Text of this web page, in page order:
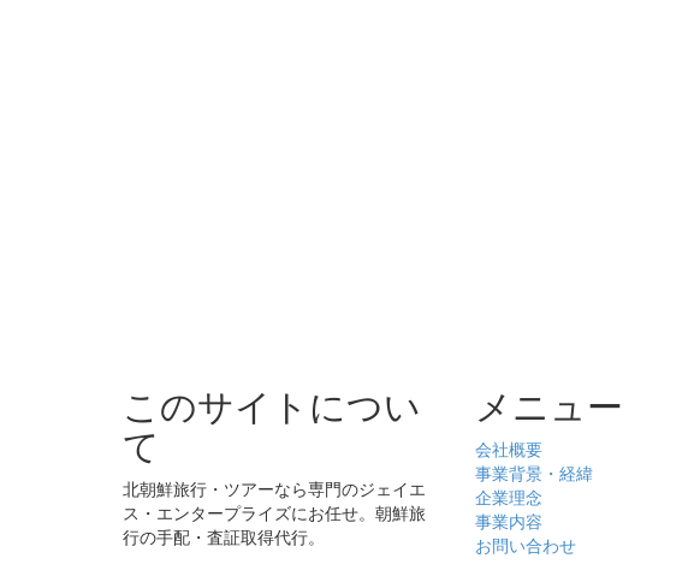
このサイトについ
て
北朝鮮旅行・ツアーなら専門のジェイエ
ス・エンタープライズにお任せ。朝鮮旅
行の手配・査証取得代行。
メニュー
会社概要
事業背景・経緯
企業理念
事業内容
お問い合わせ